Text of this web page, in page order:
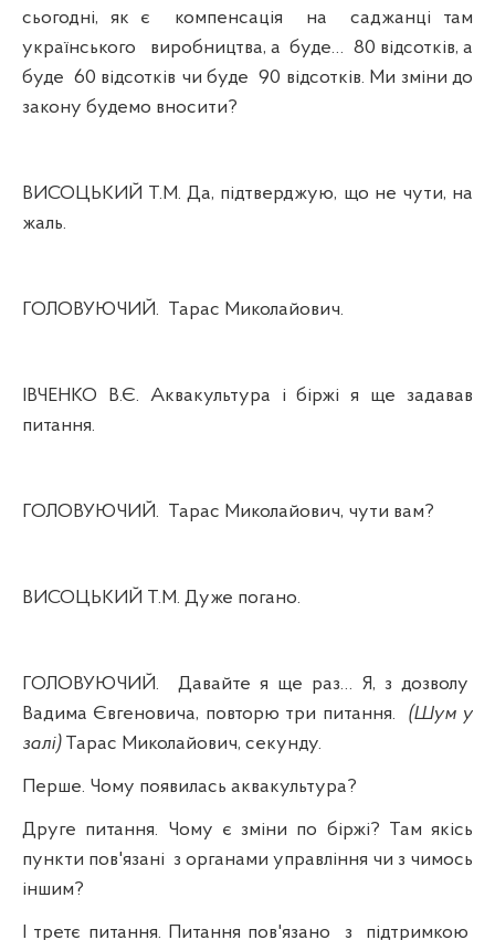
сьогодні, як є
компенсація на
саджанці там
українського
виробництва, а буде… 80 відсотків, а
буде 60 відсотків чи буде 90 відсотків. Ми зміни до
закону будемо вносити?
ВИСОЦЬКИЙ Т.М. Да, підтверджую, що не чути, на
жаль.
ГОЛОВУЮЧИЙ. Тарас Миколайович.
ІВЧЕНКО В.Є. Аквакультура і біржі я ще задавав
питання.
ГОЛОВУЮЧИЙ. Тарас Миколайович, чути вам?
ВИСОЦЬКИЙ Т.М. Дуже погано.
ГОЛОВУЮЧИЙ.
Давайте я ще раз… Я, з дозволу
Вадима Євгеновича, повторю три питання.
(Шум у
залі)Тарас Миколайович, секунду.
Перше. Чому появилась аквакультура?
Друге питання. Чому є зміни по біржі? Там якісь
пункти пов'язані з органами управління чи з чимось
іншим?
І третє питання. Питання пов'язано з
підтримкою